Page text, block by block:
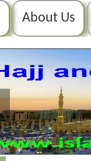
About Us